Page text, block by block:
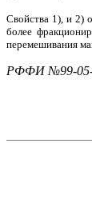
Свойства 1), и 2)
более
перемешивания
РФФИ №99-05-